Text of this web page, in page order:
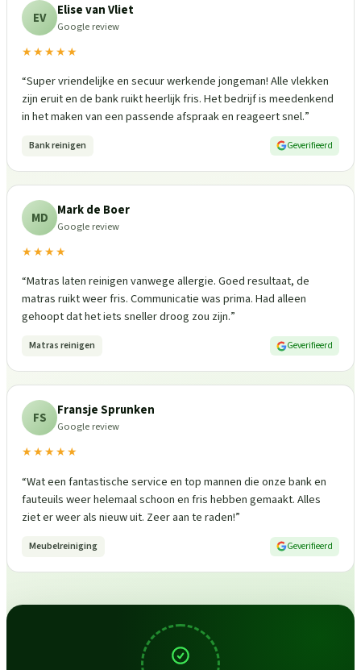
EV Elise van Vliet
Google review
★★★★★
“Super vriendelijke en secuur werkende jongeman! Alle vlekken
zijn eruit en de bank ruikt heerlijk fris. Het bedrijf is meedenkend
in het maken van een passende afspraak en reageert snel.”
Bank reinigen Geverifieerd
MD Mark de Boer
Google review
★★★★
“Matras laten reinigen vanwege allergie. Goed resultaat, de
matras ruikt weer fris. Communicatie was prima. Had alleen
gehoopt dat het iets sneller droog zou zijn.”
Matras reinigen Geverifieerd
FS Fransje Sprunken
Google review
★★★★★
“Wat een fantastische service en top mannen die onze bank en
fauteuils weer helemaal schoon en fris hebben gemaakt. Alles
ziet er weer als nieuw uit. Zeer aan te raden!”
Meubelreiniging Geverifieerd